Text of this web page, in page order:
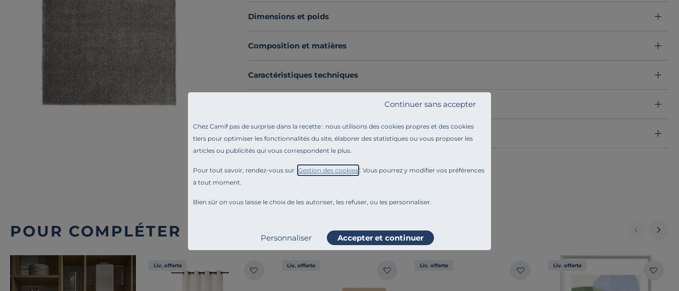
Chez Camif pas de surprise dans la recette : nous utilisons des cookies propres et des cookies
tiers pour optimiser les fonctionnalités du site, élaborer des statistiques ou vous proposer les
articles ou publicités qui vous correspondent le plus.
Pour tout savoir, rendez-vous sur " Gestion des cookies". Vous pourrez y modifier vos préférences
à tout moment.
Bien sûr on vous laisse le choix de les autoriser, les refuser, ou les personnaliser.
Continuer sans accepter
Personnaliser Accepter et continuer
Dimensions et poids
Composition et matières
Caractéristiques techniques
Montage et conseils d'entretien
Ajouter au comparateur
POUR COMPLÉTER L'AMBIANCE
Liv. offerte Liv. offerte Liv. offerte Liv. offerte